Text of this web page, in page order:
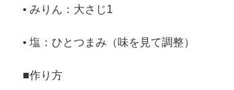
• みりん：大さじ1
• 塩：ひとつまみ（味を見て調整）
■作り方